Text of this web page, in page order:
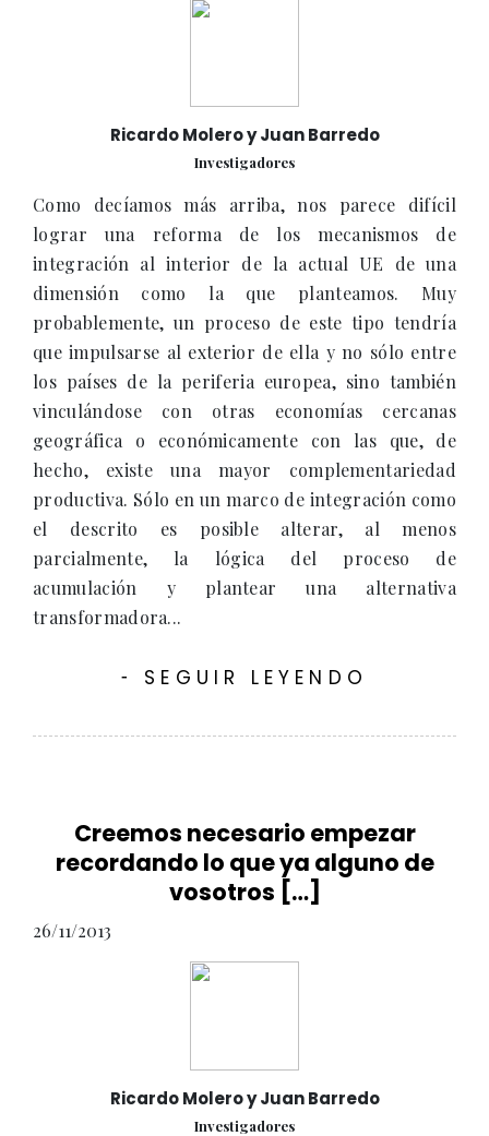
Ricardo Molero y Juan Barredo
Investigadores
Como decíamos más arriba, nos parece difícil
lograr una reforma de los mecanismos de
integración al interior de la actual UE de una
dimensión como la que planteamos. Muy
probablemente, un proceso de este tipo tendría
que impulsarse al exterior de ella y no sólo entre
los países de la periferia europea, sino también
vinculándose con otras economías cercanas
geográfica o económicamente con las que, de
hecho, existe una mayor complementariedad
productiva. Sólo en un marco de integración como
el descrito es posible alterar, al menos
parcialmente, la lógica del proceso de
acumulación y plantear una alternativa
transformadora...
- SEGUIR LEYENDO
Creemos necesario empezar
recordando lo que ya alguno de
vosotros […]
26/11/2013
Ricardo Molero y Juan Barredo
Investigadores